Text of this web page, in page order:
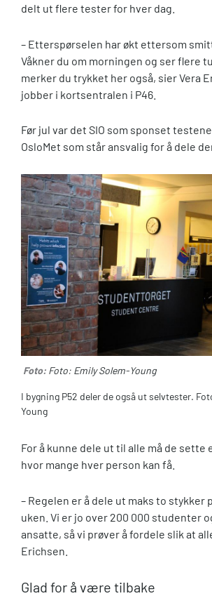
delt ut flere tester for hver dag.
– Etterspørselen har økt ettersom
Våkner du om morningen og ser flere
merker du trykket her også, sier Vera
jobber i kortsentralen i P46.
Før jul var det SIO som sponset
OsloMet som står ansvalig for å dele
Foto: Foto: Emily Solem-Young
I bygning P52 deler de også ut selvtester.
Young
For å kunne dele ut til alle må de sette
hvor mange hver person kan få.
– Regelen er å dele ut maks to stykker
uken. Vi er jo over 200 000 studenter
ansatte, så vi prøver å fordele slik at
Erichsen.
Glad for å være tilbake